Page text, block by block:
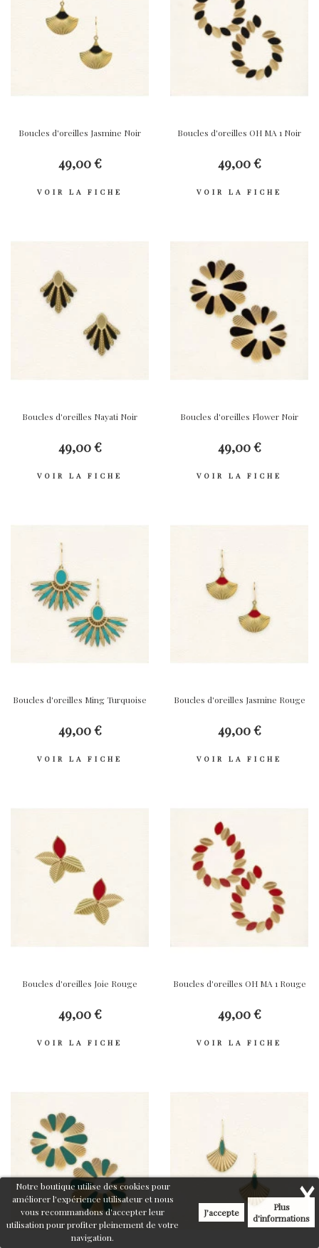
Notre boutique utilise des cookies pour
améliorer l'expérience utilisateur et nous
vous recommandons d'accepter leur
utilisation pour profiter pleinement de votre
navigation.
J'accepte
Plus
d'informations
Boucles d'oreilles Jasmine Noir
49,00 €
VOIR LA FICHE
Boucles d'oreilles OH MA 1 Noir
49,00 €
VOIR LA FICHE
Boucles d'oreilles Nayati Noir
49,00 €
VOIR LA FICHE
Boucles d'oreilles Flower Noir
49,00 €
VOIR LA FICHE
Boucles d'oreilles Ming Turquoise
49,00 €
VOIR LA FICHE
Boucles d'oreilles Jasmine Rouge
49,00 €
VOIR LA FICHE
Boucles d'oreilles Joie Rouge
49,00 €
VOIR LA FICHE
Boucles d'oreilles OH MA 1 Rouge
49,00 €
VOIR LA FICHE